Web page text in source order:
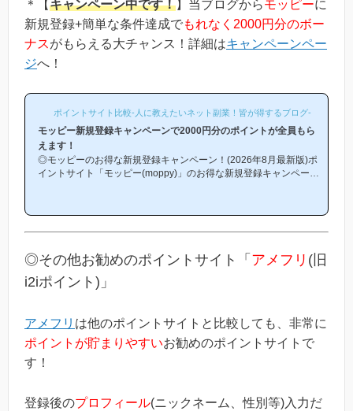
＊【キャンペーン中です！】当ブログからモッピーに
新規登録+簡単な条件達成でもれなく2000円分のボー
ナスがもらえる大チャンス！詳細はキャンペーンペー
ジへ！
ポイントサイト比較-人に教えたいネット副業！皆が得するブログ-
モッピー新規登録キャンペーンで2000円分のポイントが全員もら
えます！
◎モッピーのお得な新規登録キャンペーン！(2026年8月最新版)ポ
イントサイト「モッピー(moppy)」のお得な新規登録キャンペーン
はあるの？」という方は必見です！モッピー新規登録キャンペーン
る」という、シンプルなものです。(*ちなみに「2000円分のボー
ナス」というのは過去のキ...
◎その他お勧めのポイントサイト「 アメフリ (旧
i2iポイント)」
アメフリ は他のポイントサイトと比較しても、非常に
ポイントが貯まりやすいお勧めのポイントサイトで
す！
登録後のプロフィール(ニックネーム、性別等)入力だ